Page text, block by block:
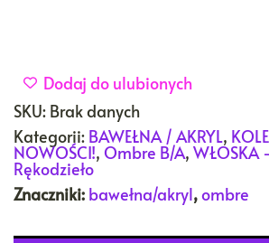
Dodaj do ulubionych
SKU: Brak danych
Kategorii: BAWEŁNA / AKRYL,
NOWOŚCI!, Ombre B/A, WŁOSKA
Rękodzieło
Znaczniki: bawełna/akryl,ombre